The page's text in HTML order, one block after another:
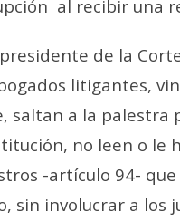
al recibir una
de la
litigantes,
saltan a la palestra
no leen o le
-artículo 94-
sin involucrar a los